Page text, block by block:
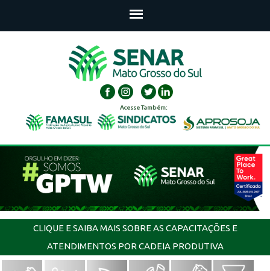
Acesse Também:
CLIQUE E SAIBA MAIS SOBRE AS CAPACITAÇÕES E
ATENDIMENTOS POR CADEIA PRODUTIVA